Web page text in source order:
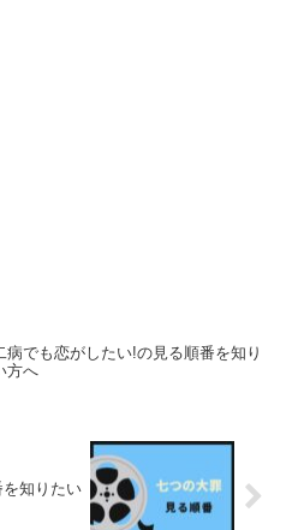
病でも恋がしたい!の見る順番を知り
方へ
知りたい